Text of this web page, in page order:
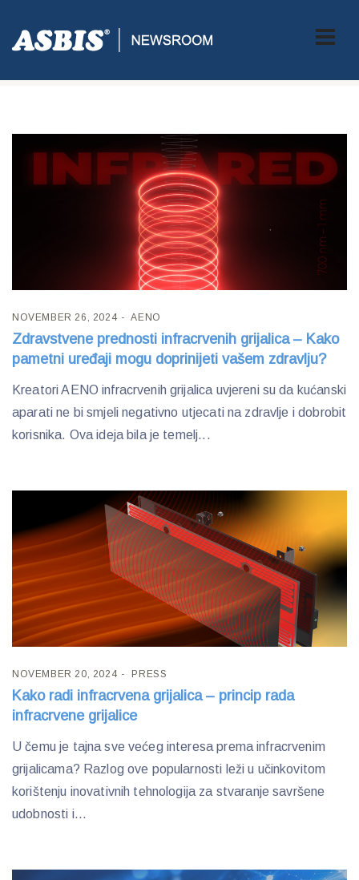
Tag:AENO
NOVEMBER 26, 2024 AENO
Zdravstvene prednosti infracrvenih grijalica – Kako
pametni uređaji mogu doprinijeti vašem zdravlju?
Kreatori AENO infracrvenih grijalica uvjereni su da kućanski
aparati ne bi smjeli negativno utjecati na zdravlje i dobrobit
korisnika. Ova ideja bila je temelj...
NOVEMBER 20, 2024 PRESS
Kako radi infracrvena grijalica – princip rada
infracrvene grijalice
U čemu je tajna sve većeg interesa prema infracrvenim
grijalicama? Razlog ove popularnosti leži u učinkovitom
korištenju inovativnih tehnologija za stvaranje savršene
udobnosti i...